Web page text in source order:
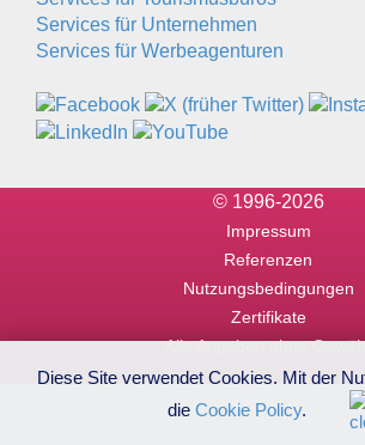
Services für Unternehmen
Services für Werbeagenturen
© 1996-2026
Impressum
Referenzen
Nutzungsbedingungen
Zertifikate
Alle Angaben ohne
Diese Site verwendet Cookies. Mit der
die Cookie Policy.